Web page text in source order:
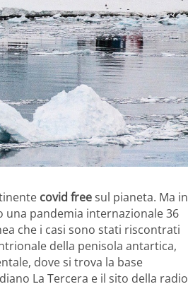
covid freesul pianeta. Ma in
pandemia internazionale 36
che i casi sono stati riscontrati
della penisola antartica,
dove si trova la base
La Tercera e il sito della radio